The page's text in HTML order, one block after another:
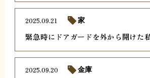
緊急時にドアガードを外から開けた
2025.09.21 家
2025.09.20 金庫